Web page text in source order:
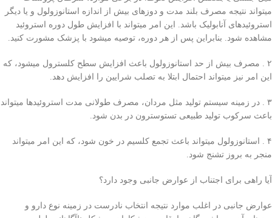
میتواند نتیجه مصرف بلند مدت و دوز‌های بیش از اندازه استانوزولول و یا دیگر
استروئید‌های آنابولیک باشد. این امر میتواند با افزایش طول دوره استروئید
مشاهده شود. بنابراین پس از هر دوره، توصیه میشود با پزشک مشورت کنید.
۲ . مصرف بیش از حد استانوزولول باعث افزایش سطح کلسترول میشود، که
این امر نیز میتواند احتمال ابتلا به تصلب شرایین را افزایش دهد.
۳ . در زمینه سیستم تولید مثل مردان، مصرف طولانی مدت استروئید‌ها میتواند
باعث سرکوب تولید طبیعی تستوسترون در بدن شود.
۴ . استانوزولول میتواند باعث تجمع کلسیم در خون شود، که این امر میتواند
منجر به بروز تشنج شود.
آیا راهی‌ برای اجتناب از عوارض جانبی وجود دارد؟
عوارض جانبی در اغلب موارد نتیجه انتخاب نادرست در زمینه نوع دارو و